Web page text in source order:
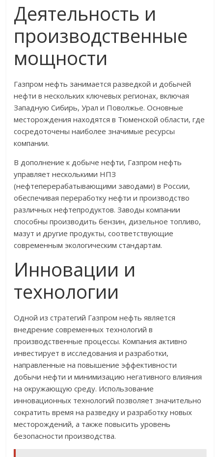
Деятельность и
производственные
мощности
Газпром нефть занимается разведкой и добычей
нефти в нескольких ключевых регионах, включая
Западную Сибирь, Урал и Поволжье. Основные
месторождения находятся в Тюменской области, где
сосредоточены наиболее значимые ресурсы
компании.
В дополнение к добыче нефти, Газпром нефть
управляет несколькими НПЗ
(нефтеперерабатывающими заводами) в России,
обеспечивая переработку нефти и производство
различных нефтепродуктов. Заводы компании
способны производить бензин, дизельное топливо,
мазут и другие продукты, соответствующие
современным экологическим стандартам.
Инновации и
технологии
Одной из стратегий Газпром нефть является
внедрение современных технологий в
производственные процессы. Компания активно
инвестирует в исследования и разработки,
направленные на повышение эффективности
добычи нефти и минимизацию негативного влияния
на окружающую среду. Использование
инновационных технологий позволяет значительно
сократить время на разведку и разработку новых
месторождений, а также повысить уровень
безопасности производства.